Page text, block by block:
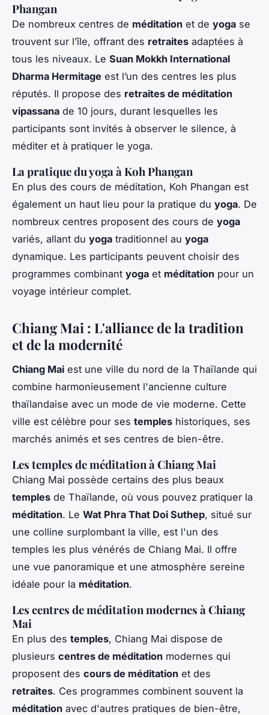
Phangan
De nombreux centres de méditation et de yoga se
trouvent sur l’île, offrant des retraites adaptées à
tous les niveaux. Le Suan Mokkh International
Dharma Hermitage est l’un des centres les plus
réputés. Il propose des retraites de méditation
vipassana de 10 jours, durant lesquelles les
participants sont invités à observer le silence, à
méditer et à pratiquer le yoga.
La pratique du yoga à Koh Phangan
En plus des cours de méditation, Koh Phangan est
également un haut lieu pour la pratique du yoga. De
nombreux centres proposent des cours de yoga
variés, allant du yoga traditionnel au yoga
dynamique. Les participants peuvent choisir des
programmes combinant yoga et méditation pour un
voyage intérieur complet.
Chiang Mai : L'alliance de la tradition
et de la modernité
Chiang Mai est une ville du nord de la Thaïlande qui
combine harmonieusement l'ancienne culture
thaïlandaise avec un mode de vie moderne. Cette
ville est célèbre pour ses temples historiques, ses
marchés animés et ses centres de bien-être.
Les temples de méditation à Chiang Mai
Chiang Mai possède certains des plus beaux
temples de Thaïlande, où vous pouvez pratiquer la
méditation. Le Wat Phra That Doi Suthep, situé sur
une colline surplombant la ville, est l'un des
temples les plus vénérés de Chiang Mai. Il offre
une vue panoramique et une atmosphère sereine
idéale pour la méditation.
Les centres de méditation modernes à Chiang
Mai
En plus des temples, Chiang Mai dispose de
plusieurs centres de méditation modernes qui
proposent des cours de méditation et des
retraites. Ces programmes combinent souvent la
méditation avec d'autres pratiques de bien-être,